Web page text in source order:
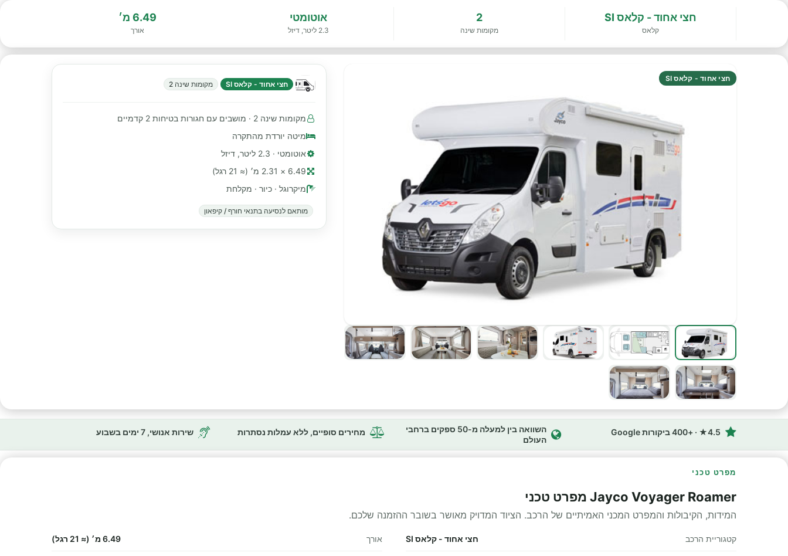
חצי אחוד - קלאס SI
קלאס
2
מקומות שינה
אוטומטי
2.3 ליטר, דיזל
6.49 מ׳
אורך
חצי אחוד - קלאס SI
חצי אחוד - קלאס SI מקומות שינה 2
מקומות שינה 2 · מושבים עם חגורות בטיחות 2 קדמיים
מיטה יורדת מהתקרה
אוטומטי · 2.3 ליטר, דיזל
6.49 × 2.31 מ׳ (≈ 21 רגל)
מיקרוגל · כיור · מקלחת
מותאם לנסיעה בתנאי חורף / קיפאון
4.5★ · +400 ביקורות Google
השוואה בין למעלה מ-50 ספקים ברחבי
העולם
מחירים סופיים, ללא עמלות נסתרות שירות אנושי, 7 ימים בשבוע
מפרט טכני
Jayco Voyager Roamer מפרט טכני
המידות, הקיבולות והמפרט המכני האמיתיים של הרכב. הציוד המדויק מאושר בשובר ההזמנה שלכם.
קטגוריית הרכב חצי אחוד - קלאס SI אורך 6.49 מ׳ (≈ 21 רגל)